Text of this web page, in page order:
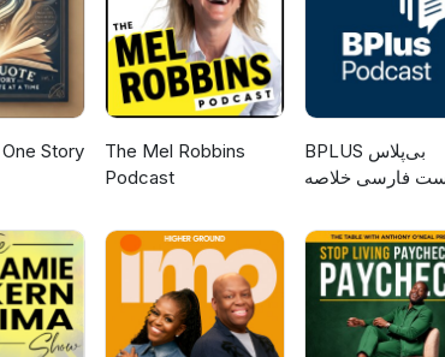
Story
The Mel Robbins
Podcast
‌BPLUS بی‌پلاس
فارسی خلاصه